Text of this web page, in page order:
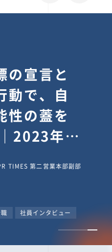
のスタン
を裏切
る”【真
執行役員 兼 Jooto事業部
キャリア入社 Jooto